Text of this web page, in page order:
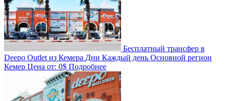
Бесплатный трансфер в
Deepo Outlet из Кемера Дни Каждый день Основной регион
Кемер Цена от: 0$ Подробнее